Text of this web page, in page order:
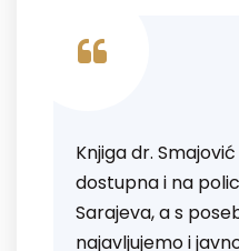
Knjiga dr.
dostupna i na
Sarajeva, a s
najavljujemo i